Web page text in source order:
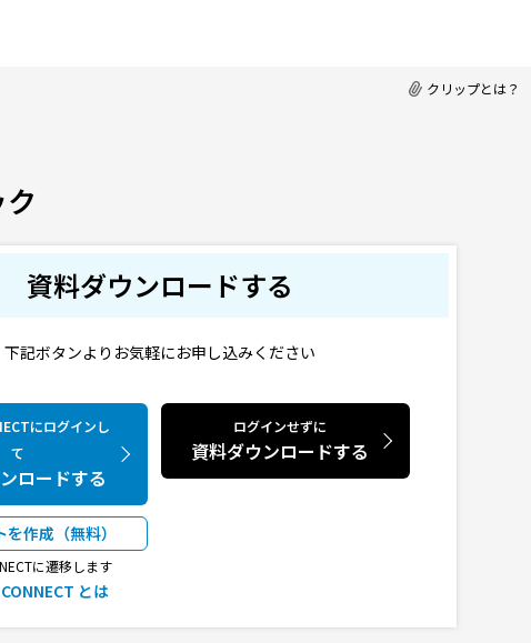
クリップとは？
資料ダウンロードする
下記ボタンよりお気軽にお申し込みください
ログインせずに
資料ダウンロードする
にログインし
て
ロードする
作成（無料）
に遷移します
とは